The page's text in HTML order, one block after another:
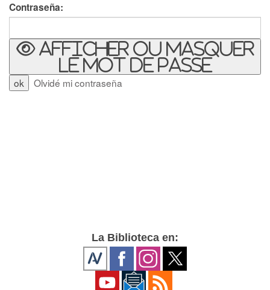
Contraseña:
Afficher ou masquer
le mot de passe
Olvidé mi contraseña
La Biblioteca en: